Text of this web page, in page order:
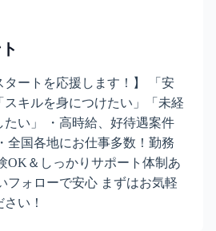
タートを応援します！】 「安
スキルを身につけたい」「未経
い」 ・高時給、好待遇案件
全国各地にお仕事多数！勤務
OK＆しっかりサポート体制あ
フォローで安心 まずはお気軽
い！